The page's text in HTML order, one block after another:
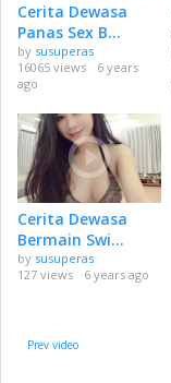
Cerita Dewasa
Panas Sex B...
by susuperas
16065 views
6 years
ago
Cerita Dewasa
Bermain Swi...
by susuperas
127 views
6 years ago
Prev video